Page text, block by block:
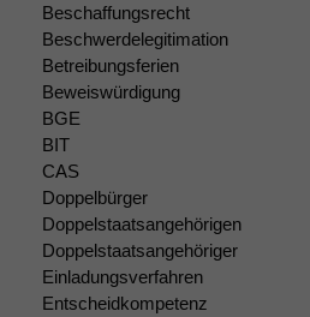
Beschaffungsrecht
Beschwerdelegitimation
Betreibungsferien
Beweiswürdigung
BGE
BIT
CAS
Doppelbürger
Doppelstaatsangehörigen
Doppelstaatsangehöriger
Einladungsverfahren
Entscheidkompetenz